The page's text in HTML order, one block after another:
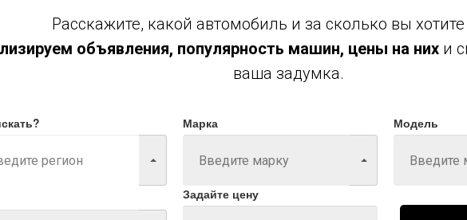
Расскажите, какой автомобиль и за сколько вы
объявления, популярность машин, цены на нихи
ваша задумка.
Марка Модель
Задайте цену